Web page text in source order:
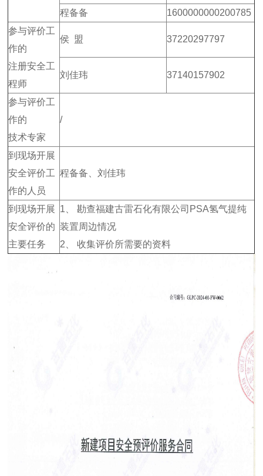
程备备
1600000000200785
参与评价工
作的
注册安全工
程师
侯 盟 37220297797
刘佳玮 37140157902
参与评价工
作的
技术专家
/
到现场开展
安全评价工
作的人员
程备备、刘佳玮
到现场开展
安全评价的
主要任务
1、 勘查福建古雷石化有限公司PSA氢气提纯
装置周边情况
2、 收集评价所需要的资料